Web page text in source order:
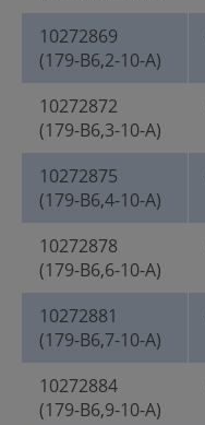
10272869
(179-B6,2-10-A)
10272872
(179-B6,3-10-A)
10272875
(179-B6,4-10-A)
10272878
(179-B6,6-10-A)
10272881
(179-B6,7-10-A)
10272884
(179-B6,9-10-A)